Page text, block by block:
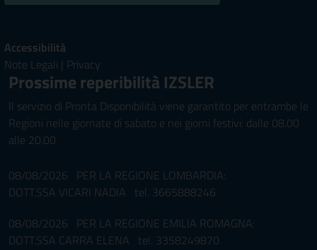
Accessibilità
Note Legali | Privacy
Prossime reperibilità IZSLER
Il servizio di Pronta Disponibilità viene garantito per entrambe le
Regioni nelle giornate di sabato e nei giorni festivi: dalle 08.00
alle 20.00
08/08/2026 PER LA REGIONE LOMBARDIA:
DOTT.SSA VICARI NADIA tel. 3665888246
08/08/2026 PER LA REGIONE EMILIA ROMAGNA:
DOTT.SSA CARRA ELENA tel. 3358249870